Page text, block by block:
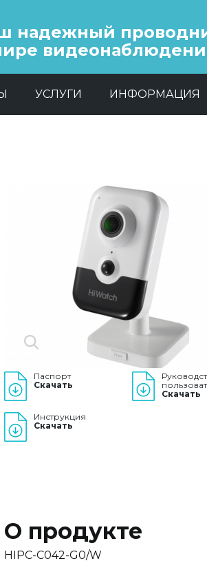
надежный
УСЛУГИ ИНФОРМАЦИЯ
Паспорт
Скачать
Скачать
Инструкция
Скачать
О продукте
HIPC-C042-G0/W